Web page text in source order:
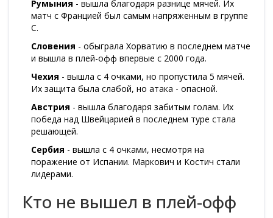
Румыния - вышла благодаря разнице мячей. Их
матч с Францией был самым напряженным в группе
C.
Словения - обыграла Хорватию в последнем матче
и вышла в плей-офф впервые с 2000 года.
Чехия - вышла с 4 очками, но пропустила 5 мячей.
Их защита была слабой, но атака - опасной.
Австрия - вышла благодаря забитым голам. Их
победа над Швейцарией в последнем туре стала
решающей.
Сербия - вышла с 4 очками, несмотря на
поражение от Испании. Маркович и Костич стали
лидерами.
Кто не вышел в плей-офф